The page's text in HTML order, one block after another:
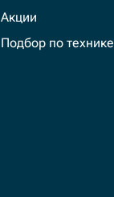
Акции
Подбор по технике